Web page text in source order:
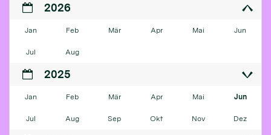
2026
Jan Feb Mär Apr Mai Jun
Jul Aug
2025
Jan Feb Mär Apr Mai Jun
Jul Aug Sep Okt Nov Dez